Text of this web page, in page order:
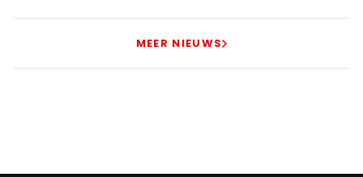
MEER NIEUWS